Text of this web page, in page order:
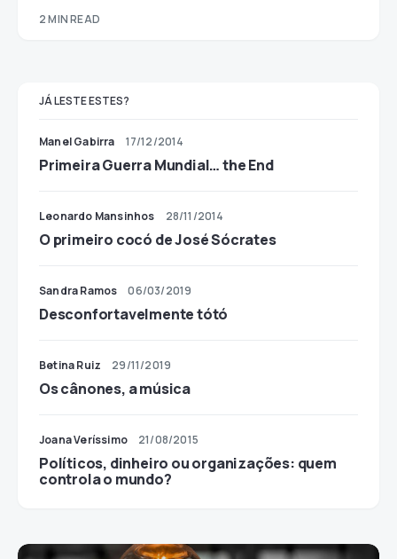
2 MIN READ
JÁ LESTE ESTES?
Manel Gabirra 17/12/2014
Primeira Guerra Mundial… the End
Leonardo Mansinhos 28/11/2014
O primeiro cocó de José Sócrates
Sandra Ramos 06/03/2019
Desconfortavelmente tótó
Betina Ruiz 29/11/2019
Os cânones, a música
Joana Veríssimo 21/08/2015
Políticos, dinheiro ou organizações: quem
controla o mundo?